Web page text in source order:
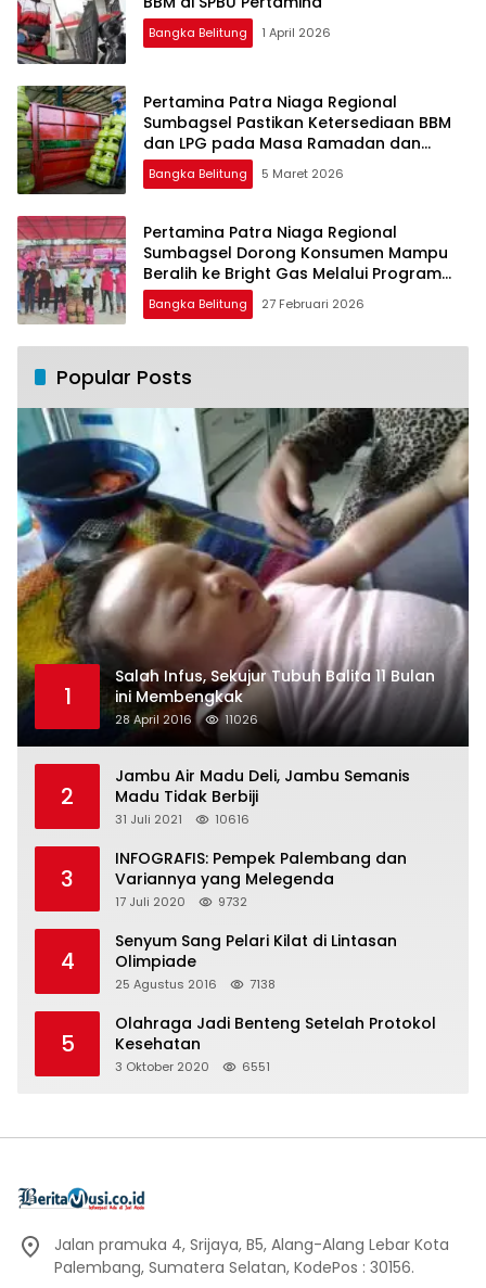
Bangka Belitung 1 April 2026
Pertamina Patra Niaga Regional
Sumbagsel Pastikan Ketersediaan BBM
dan LPG pada Masa Ramadan dan
Menjelang Idulfitri
Bangka Belitung 5 Maret 2026
Pertamina Patra Niaga Regional
Sumbagsel Dorong Konsumen Mampu
Beralih ke Bright Gas Melalui Program
Trade In di Belitung Timur
Bangka Belitung 27 Februari 2026
Popular Posts
1
Salah Infus, Sekujur Tubuh Balita 11 Bulan
ini Membengkak
28 April 2016 11026
2
Jambu Air Madu Deli, Jambu Semanis
Madu Tidak Berbiji
31 Juli 2021 10616
3
INFOGRAFIS: Pempek Palembang dan
Variannya yang Melegenda
17 Juli 2020 9732
4
Senyum Sang Pelari Kilat di Lintasan
Olimpiade
25 Agustus 2016 7138
5
Olahraga Jadi Benteng Setelah Protokol
Kesehatan
3 Oktober 2020 6551
Jalan pramuka 4, Srijaya, B5, Alang-Alang Lebar Kota
Palembang, Sumatera Selatan, KodePos : 30156.